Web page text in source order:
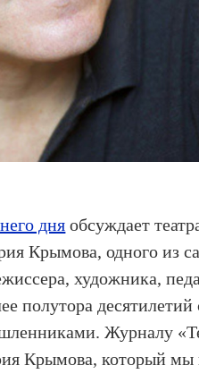
дня обсуждает
Крымова, одного из
художника,
полутора
Журналу
Крымова, который мы